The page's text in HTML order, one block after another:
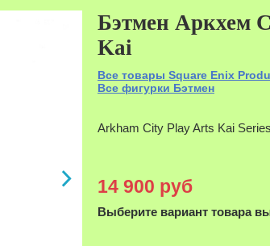
Бэтмен Аркхем
Kai
Все товары Square Enix
Все фигурки Бэтмен
Arkham City Play Arts Kai
14 900 руб
Выберите вариант товара